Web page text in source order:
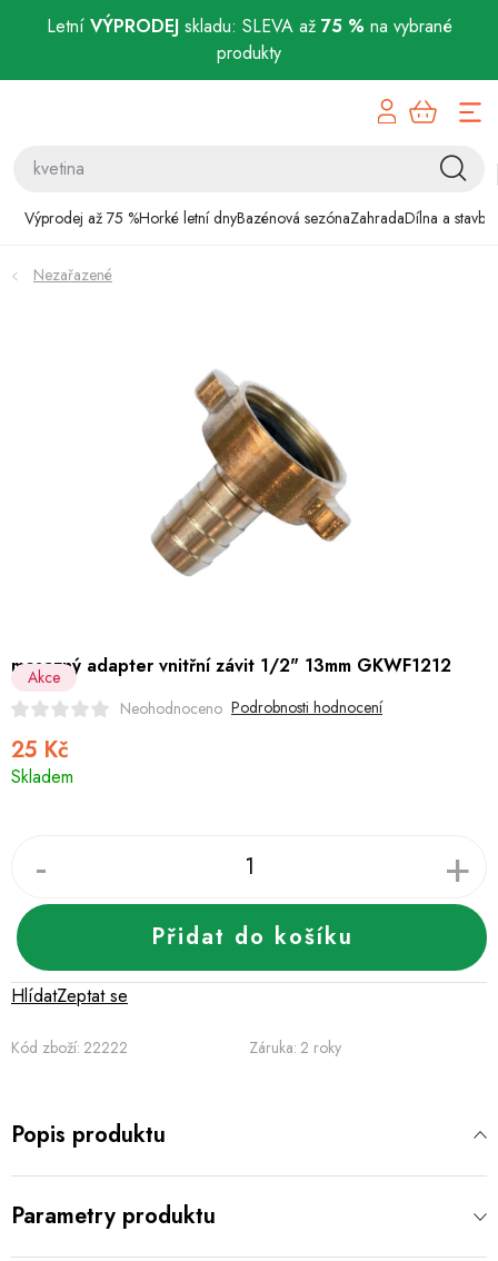
Letní VÝPRODEJskladu: SLEVA až 75 % na vybrané
produkty
Výprodej až 75 %Horké letní dnyBazénová sezónaZahradaDílna a stavba
Bazénová sezóna
Zahrada
Chovatelské potřeby
Dětské zboží a hračky
Akční ceny
Obchodní podmínky pro podnikatele
Zásady používání cookies
O nás Blog
Nezařazené
25 Kč
cena:
Skladem
Přidat do košíku
Kód zboží: 22222 Záruka: 2 roky
Zeptat se
Hlídat
mosazný adapter vnitřní závit 1/2" 13mm GKWF1212
Akce
Neohodnoceno Podrobnosti hodnocení
Popis produktu
Parametry produktu